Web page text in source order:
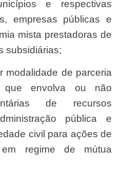
e respectivas
empresas públicas e
mista prestadoras de
subsidiárias;
que envolva ou não
de recursos
pública e
civil para ações de
em regime de mútua